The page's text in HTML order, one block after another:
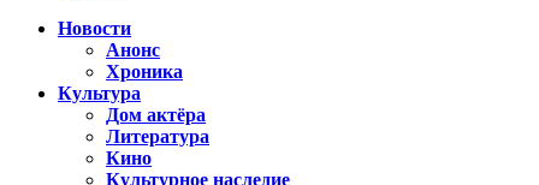
Новости
Анонс
Хроника
Культура
Дом актёра
Литература
Кино
Культурное наследие